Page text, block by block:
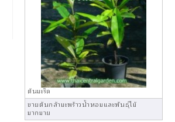
ต้นมะริด
ขายต้นกล้ามะพร้าวน้ำหอมและพันธุ์ไม้
มากมาย